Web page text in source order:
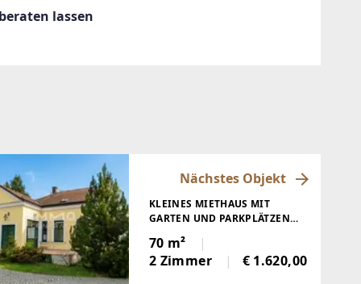
lassen
Nächstes Objekt
KLEINES MIETHAUS MIT
GARTEN UND PARKPLÄTZEN
70 m²
2 Zimmer
€ 1.620,00